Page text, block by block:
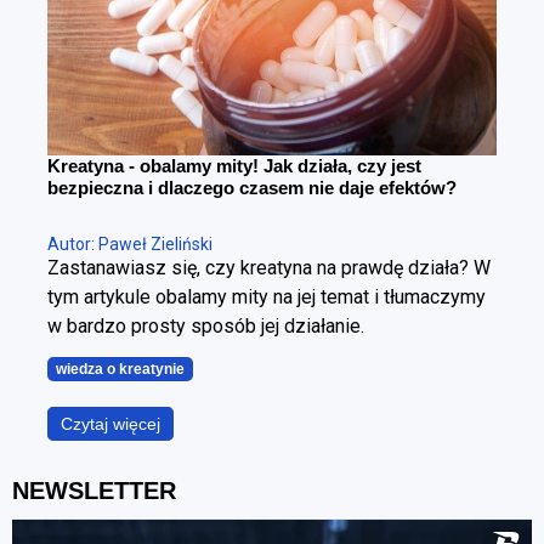
Kreatyna - obalamy mity! Jak działa, czy jest
bezpieczna i dlaczego czasem nie daje efektów?
Autor: Paweł Zieliński
Zastanawiasz się, czy kreatyna na prawdę działa? W
tym artykule obalamy mity na jej temat i tłumaczymy
w bardzo prosty sposób jej działanie.
wiedza o kreatynie
Czytaj więcej
NEWSLETTER